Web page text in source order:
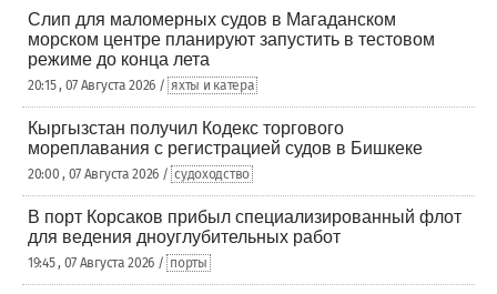
Слип для маломерных судов в Магаданском
морском центре планируют запустить в тестовом
режиме до конца лета
20:15 , 07 Августа 2026 / яхты и катера
Кыргызстан получил Кодекс торгового
мореплавания с регистрацией судов в Бишкеке
20:00 , 07 Августа 2026 / судоходство
В порт Корсаков прибыл специализированный флот
для ведения дноуглубительных работ
19:45 , 07 Августа 2026 / порты